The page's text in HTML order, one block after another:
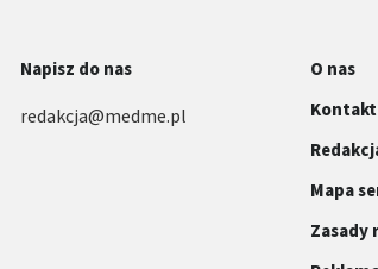
Napisz do nas
redakcja@medme.pl
O nas
Kontakt
Mapa
Zasady